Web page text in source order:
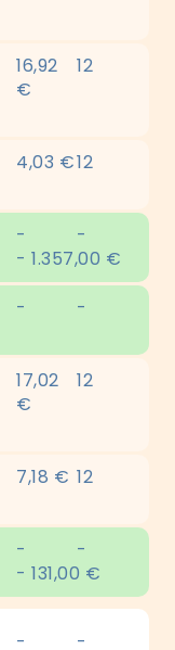
16,92
€
12
4,03 €12
-
-
- 1.357,00 €
-
-
17,02
€
12
7,18 € 12
-
-
- 131,00 €
- -